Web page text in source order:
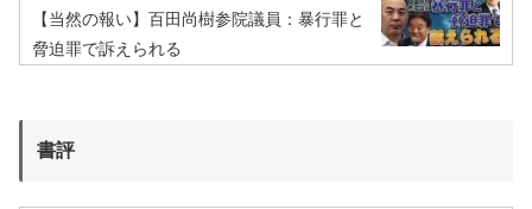
【当然の報い】百田尚樹参院議員：暴行罪と
脅迫罪で訴えられる
書評